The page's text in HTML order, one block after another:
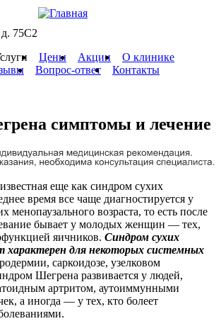
75C2
Цены Акции
О клинике
Вопрос-ответ
Контакты
симптомы и лечение
еще как синдром сухих
время все чаще диагностируется у
возраста, то есть после
бывает у молодых женщин — тех,
яичников. Синдром сухих
характерен для некоторых системных
саркоидозе, узелковом
Шегрена развивается у людей,
артритом, аутоиммунными
а иногда — у тех, кто болеет